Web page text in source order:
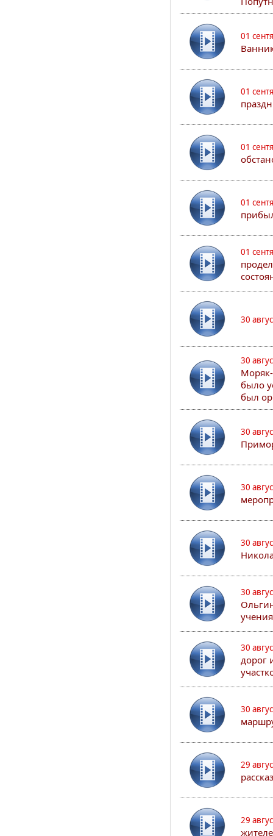
01
01
01
01
01
30
30
было
был
30
30
30
30
30
дорог
30
29
29